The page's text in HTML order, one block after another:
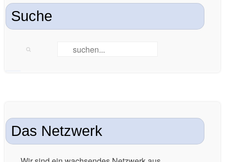
Suche
Das Netzwerk